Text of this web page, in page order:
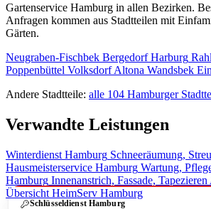
Schlüsseldienst Hamburg
Gartenservice Hamburg in allen Bezirken.
Anfragen kommen aus Stadtteilen mit
Gärten.
Neugraben-Fischbek Bergedorf Harburg
Poppenbüttel Volksdorf Altona Wandsbek
Andere Stadtteile: alle 104 Hamburger
Verwandte Leistungen
Winterdienst Hamburg Schneeräumung,
Hausmeisterservice Hamburg Wartung,
Hamburg Innenanstrich, Fassade, Tapezieren
Übersicht HeimServ Hamburg